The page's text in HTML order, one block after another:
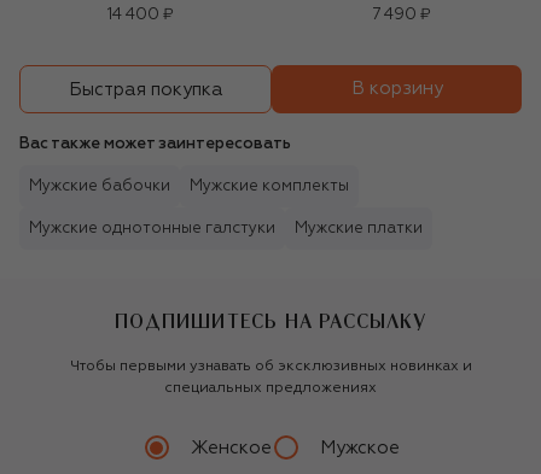
14 400 ₽
7 490 ₽
Быстрая покупка В корзину
Вас также может заинтересовать
Мужские бабочки Мужские комплекты
Мужские однотонные галстуки Мужские платки
ПОДПИШИТЕСЬ НА РАССЫЛКУ
Чтобы первыми узнавать об эксклюзивных новинках и
специальных предложениях
Женское Мужское